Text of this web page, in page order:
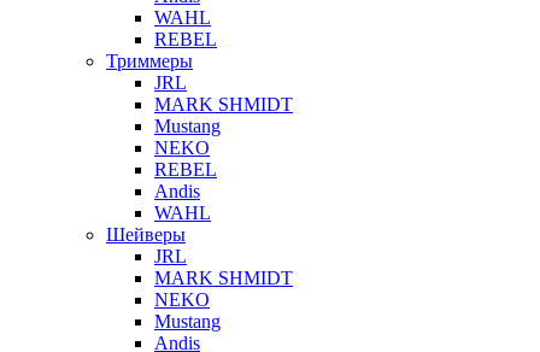
WAHL
REBEL
Триммеры
JRL
MARK SHMIDT
Mustang
NEKO
REBEL
Andis
WAHL
Шейверы
JRL
MARK SHMIDT
NEKO
Mustang
Andis